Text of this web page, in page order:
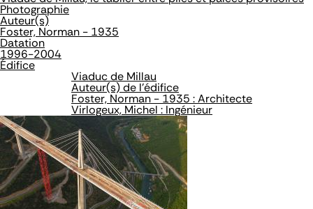
Photographie
Auteur(s)
Foster, Norman - 1935
Datation
1996-2004
Édifice
Viaduc de Millau
Auteur(s) de l'édifice
Foster, Norman - 1935 : Architecte
Virlogeux, Michel : Ingénieur